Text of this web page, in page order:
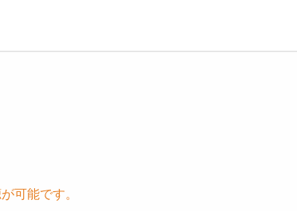
可能です。